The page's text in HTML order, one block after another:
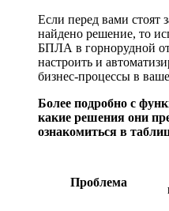
Если перед вами стоят
найдено решение, то
БПЛА в горнорудной
настроить и
бизнес-процессы в
Более подробно с
какие решения они
ознакомиться в
Проблема